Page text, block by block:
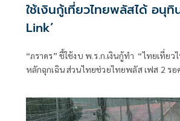
ใช้เงินกู้เที่ยวไทยพลัสได้ อนุทินลุย‘Missing
Link’
“ภราดร” ชี้ใช้งบ พ.ร.ก.เงินกู้ทำ “ไทยเที่ย
หลักฉุกเฉิน ส่วนไทยช่วยไทยพลัส เฟส 2 รอ